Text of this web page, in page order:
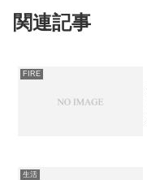
関連記事
FIRE
生活